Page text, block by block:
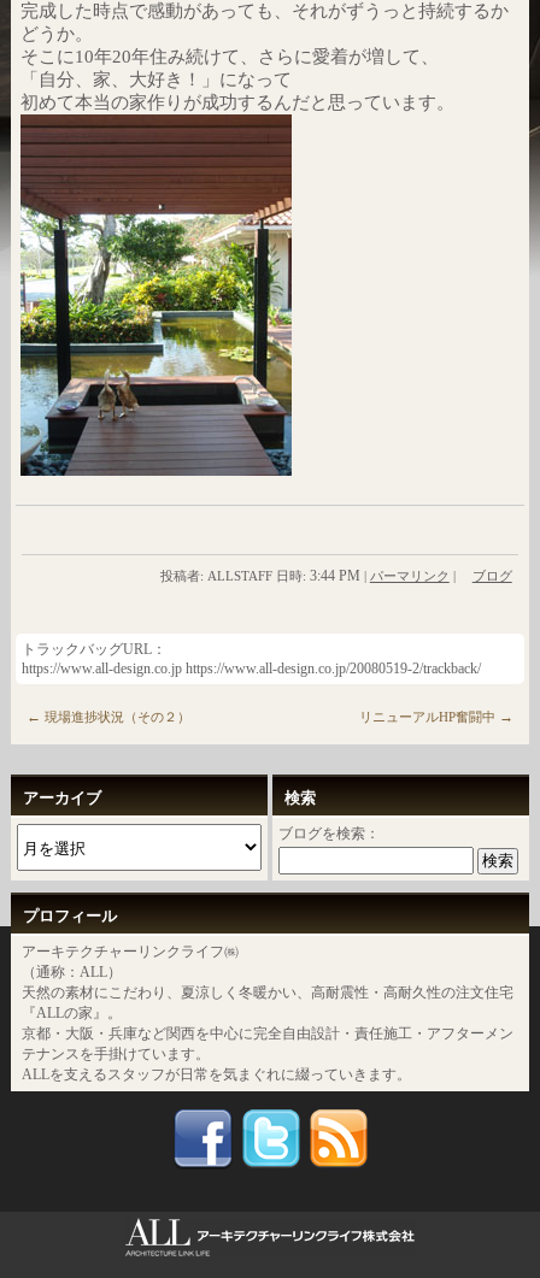
完成した時点で感動があっても、それがずうっと持続するか
どうか。
そこに10年20年住み続けて、さらに愛着が増して、
「自分、家、大好き！」になって
初めて本当の家作りが成功するんだと思っています。
投稿者: ALLSTAFF 日時: 3:44 PM | パーマリンク | ブログ
トラックバッグURL：
https://www.all-design.co.jp https://www.all-design.co.jp/20080519-2/trackback/
← 現場進捗状況（その２） リニューアルHP奮闘中 →
アーカイブ 検索
ブログを検索：
プロフィール
アーキテクチャーリンクライフ㈱
（通称：ALL）
天然の素材にこだわり、夏涼しく冬暖かい、高耐震性・高耐久性の注文住宅
『ALLの家』。
京都・大阪・兵庫など関西を中心に完全自由設計・責任施工・アフターメン
テナンスを手掛けています。
ALLを支えるスタッフが日常を気まぐれに綴っていきます。